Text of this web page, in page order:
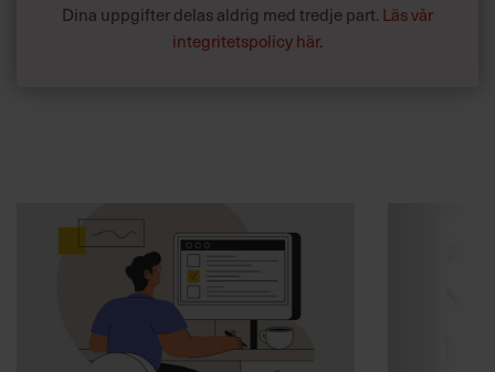
Dina uppgifter delas aldrig med tredje part. Läs vår
integritetspolicy här.